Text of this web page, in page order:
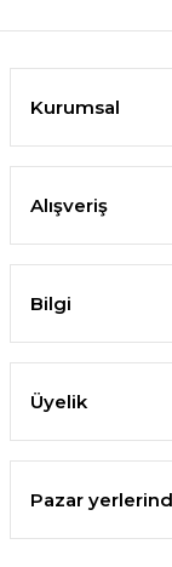
Kurumsal
Alışveriş
Bilgi
Üyelik
Pazar